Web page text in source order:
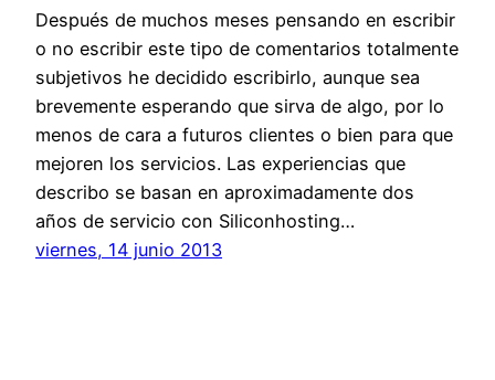
Después de muchos meses pensando en escribir
o no escribir este tipo de comentarios totalmente
subjetivos he decidido escribirlo, aunque sea
brevemente esperando que sirva de algo, por lo
menos de cara a futuros clientes o bien para que
mejoren los servicios. Las experiencias que
describo se basan en aproximadamente dos
años de servicio con Siliconhosting…
viernes, 14 junio 2013